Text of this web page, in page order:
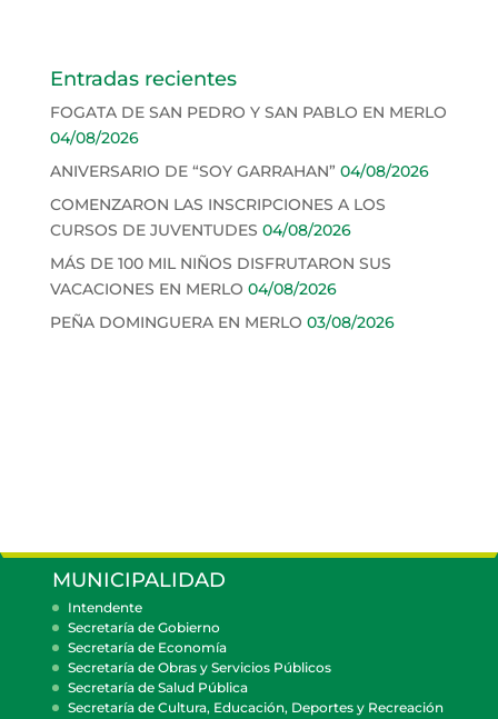
Entradas recientes
FOGATA DE SAN PEDRO Y SAN PABLO EN MERLO
04/08/2026
ANIVERSARIO DE “SOY GARRAHAN” 04/08/2026
COMENZARON LAS INSCRIPCIONES A LOS
CURSOS DE JUVENTUDES 04/08/2026
MÁS DE 100 MIL NIÑOS DISFRUTARON SUS
VACACIONES EN MERLO 04/08/2026
PEÑA DOMINGUERA EN MERLO 03/08/2026
MUNICIPALIDAD
Intendente
Secretaría de Gobierno
Secretaría de Economía
Secretaría de Obras y Servicios Públicos
Secretaría de Salud Pública
Secretaría de Cultura, Educación, Deportes y Recreación